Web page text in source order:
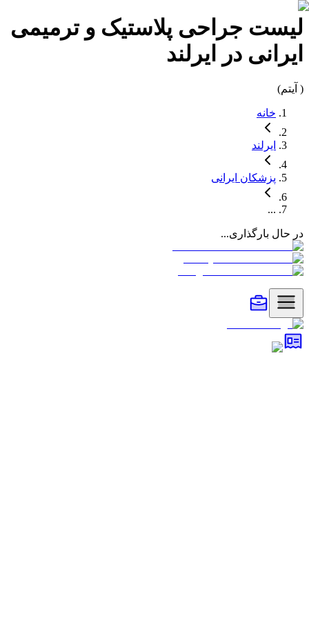
لیست جراحی پلاستیک و ترمیمی
ایرانی در
ایرلند
( آیتم)
خانه
ایرلند
پزشکان ایرانی
...
در حال بارگذاری...